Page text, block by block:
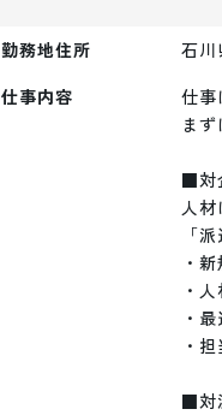
勤務地住所
石川
仕事内容
仕事
ま
■対
人材
「
・
・
・
・
■対